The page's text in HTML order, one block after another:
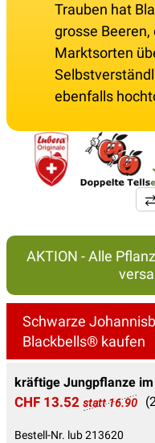
Trauben hat
grosse
Marktsorten
ebenfalls
AKTION - Alle
Schwarze
Blackbells® kaufen
kräftige Jungpflanze
CHF 13.52 statt 16.90
Bestell-Nr. lub 213620